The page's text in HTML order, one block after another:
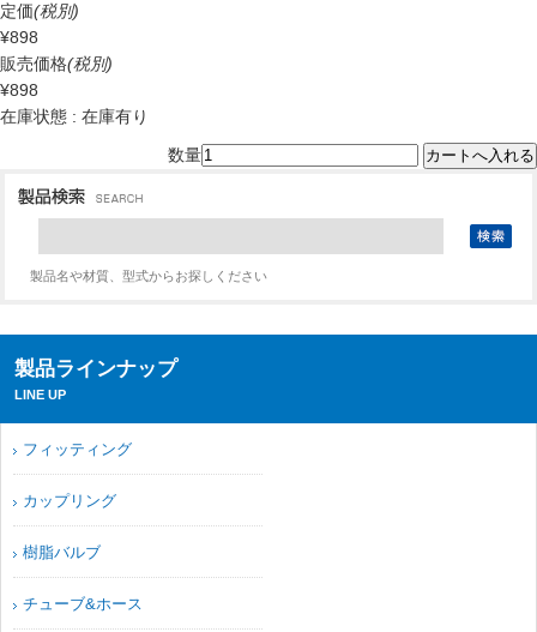
定価(税別)
¥898
販売価格(税別)
¥898
在庫状態 : 在庫有り
数量
製品名や材質、型式からお探しください
製品ラインナップ
LINE UP
フィッティング
カップリング
樹脂バルブ
チューブ&ホース